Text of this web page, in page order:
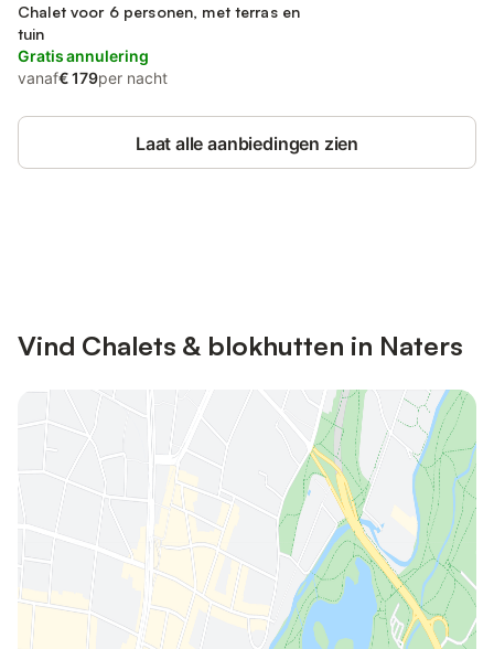
Chalet voor 6 personen, met terras en
tuin
Gratis annulering
vanaf€ 179per nacht
Laat alle aanbiedingen zien
Vind Chalets & blokhutten in Naters